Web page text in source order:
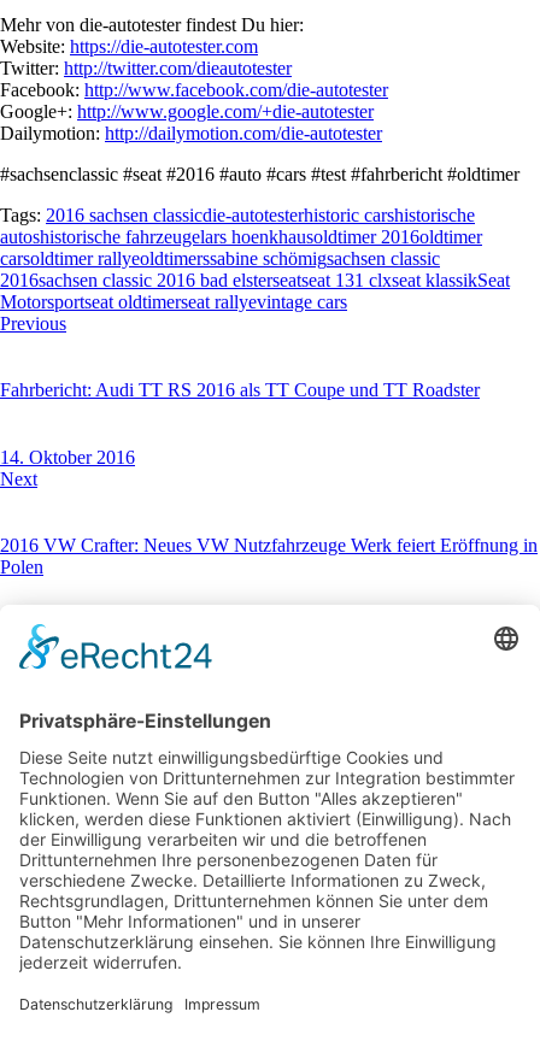
Mehr von die-autotester findest Du hier:
Website: https://die-autotester.com
Twitter: http://twitter.com/dieautotester
Facebook: http://www.facebook.com/die-autotester
Google+: http://www.google.com/+die-autotester
Dailymotion: http://dailymotion.com/die-autotester
#sachsenclassic #seat #2016 #auto #cars #test #fahrbericht #oldtimer
Tags: 2016 sachsen classicdie-autotesterhistoric carshistorische
autoshistorische fahrzeugelars hoenkhausoldtimer 2016oldtimer
carsoldtimer rallyeoldtimerssabine schömigsachsen classic
2016sachsen classic 2016 bad elsterseatseat 131 clxseat klassikSeat
Motorsportseat oldtimerseat rallyevintage cars
Beitragsnavigation
Previous
Fahrbericht: Audi TT RS 2016 als TT Coupe und TT Roadster
14. Oktober 2016
Next
2016 VW Crafter: Neues VW Nutzfahrzeuge Werk feiert Eröffnung in
Polen
25. Oktober 2016
You May Also Like
21. Juni 2021
Verbrauch-Test: 100 km im Kia Sorento Plug-In Hybrid
1. April 2020
Audi e-tron S – Testfahrt im 503 PS e-tron